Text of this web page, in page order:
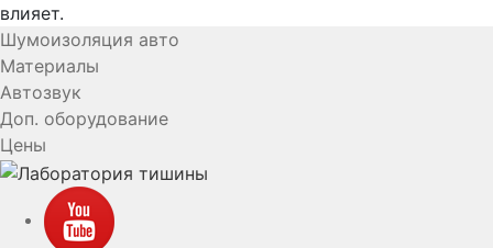
влияет.
Шумоизоляция авто
Материалы
Автозвук
Доп. оборудование
Цены